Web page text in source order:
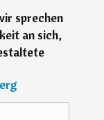
sprechen
an sich,